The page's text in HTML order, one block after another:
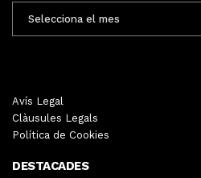
MENSUALS
Avís Legal
Clàusules Legals
Política de Cookies
DESTACADES